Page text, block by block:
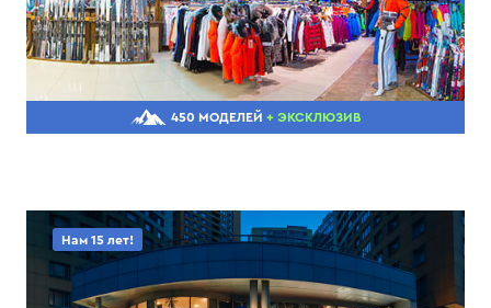
450 МОДЕЛЕЙ + ЭКСКЛЮЗИВ
Нам 15 лет!